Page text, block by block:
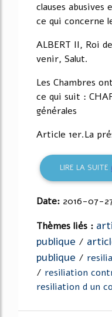
clauses
ce qui concerne
ALBERT II, Roi
venir, Salut.
Les Chambres
ce qui suit :
générales
Article 1er.La
LIRE LA SUITE
Date: 2016-07-
Thèmes liés :
publique /
publique /
/ resiliation
resiliation d un